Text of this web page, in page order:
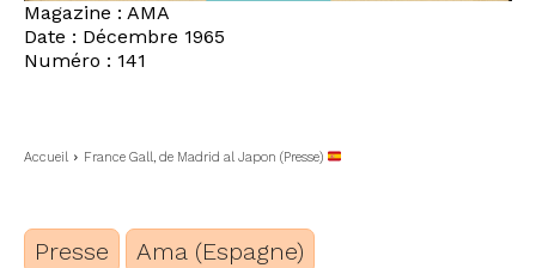
Magazine : AMA
Date : Décembre 1965
Numéro : 141
Accueil France Gall, de Madrid al Japon (Presse)
Presse Ama (Espagne)